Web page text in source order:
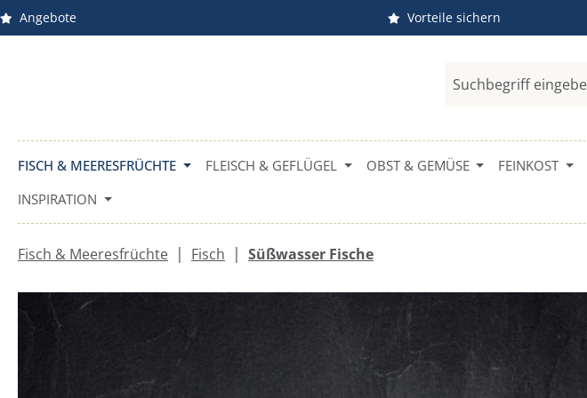
Hauptinhalt springen
Zur Suche springen
Zur Hauptnavigation springen
Angebote Vorteile sichern
FISCH & MEERESFRÜCHTE FLEISCH & GEFLÜGEL OBST & GEMÜSE FEINKOST
INSPIRATION
Fisch & Meeresfrüchte | Fisch | Süßwasser Fische
Bildergalerie überspringen